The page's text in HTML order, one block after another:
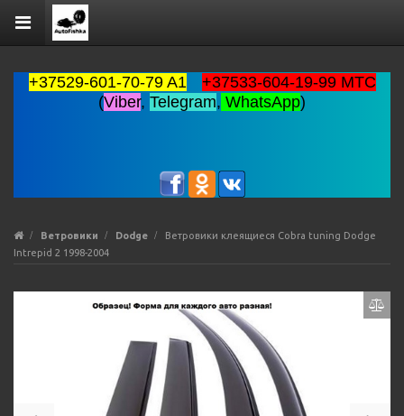
+37529-601-70-79 A1
+37533-604-19-99 MTC
(Viber, Telegram, WhatsApp)
Ветровики Dodge
Ветровики клеящиеся Cobra tuning Dodge
Intrepid 2 1998-2004
Previous